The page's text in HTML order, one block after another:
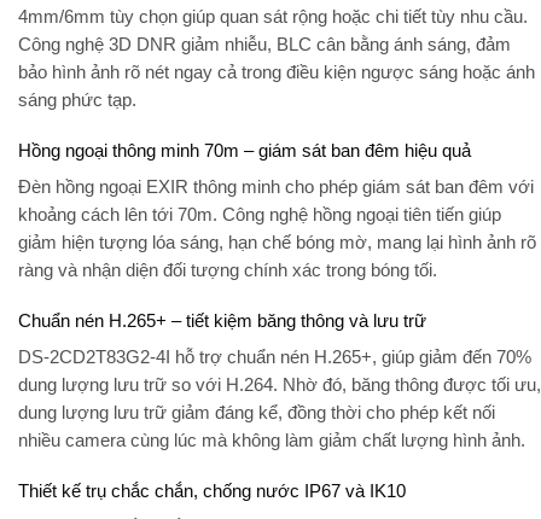
4mm/6mm tùy chọn giúp quan sát rộng hoặc chi tiết tùy nhu cầu.
Công nghệ 3D DNR giảm nhiễu, BLC cân bằng ánh sáng, đảm
bảo hình ảnh rõ nét ngay cả trong điều kiện ngược sáng hoặc ánh
sáng phức tạp.
Hồng ngoại thông minh 70m – giám sát ban đêm hiệu quả
Đèn hồng ngoại EXIR thông minh cho phép giám sát ban đêm với
khoảng cách lên tới 70m. Công nghệ hồng ngoại tiên tiến giúp
giảm hiện tượng lóa sáng, hạn chế bóng mờ, mang lại hình ảnh rõ
ràng và nhận diện đối tượng chính xác trong bóng tối.
Chuẩn nén H.265+ – tiết kiệm băng thông và lưu trữ
DS-2CD2T83G2-4I hỗ trợ chuẩn nén H.265+, giúp giảm đến 70%
dung lượng lưu trữ so với H.264. Nhờ đó, băng thông được tối ưu,
dung lượng lưu trữ giảm đáng kể, đồng thời cho phép kết nối
nhiều camera cùng lúc mà không làm giảm chất lượng hình ảnh.
Thiết kế trụ chắc chắn, chống nước IP67 và IK10